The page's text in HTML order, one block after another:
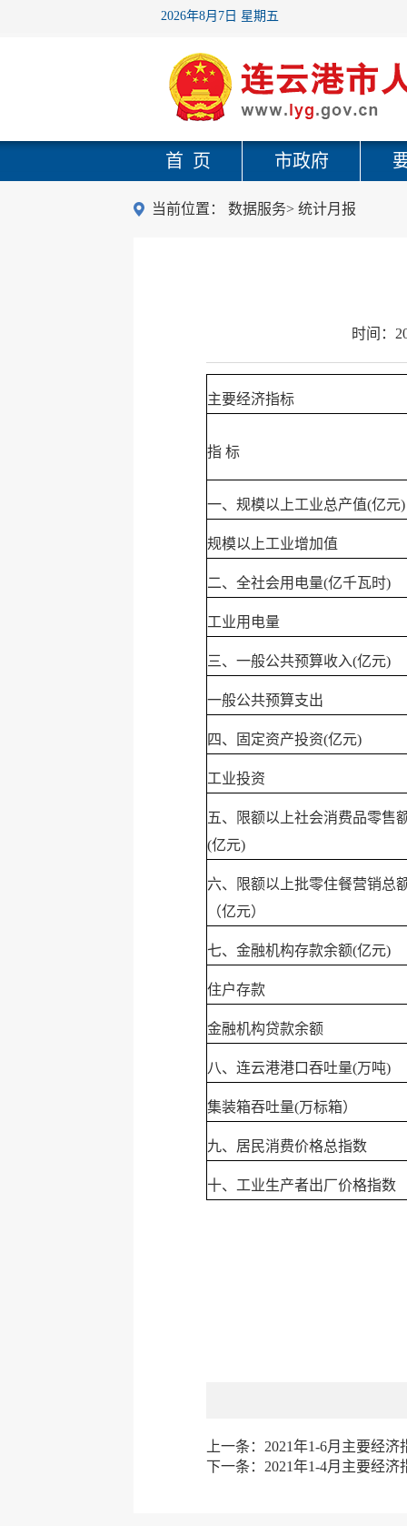
2026年8月7日 星期五
首 页 市政府
当前位置： 数据服务> 统计月报
时间：
主要经济指标
指 标
一、规模以上工业总产值(亿元)
规模以上工业增加值
二、全社会用电量(亿千瓦时)
工业用电量
三、一般公共预算收入(亿元)
一般公共预算支出
四、固定资产投资(亿元)
工业投资
五、限额以上社会消费品零售
(亿元)
六、限额以上批零住餐营销总
（亿元）
七、金融机构存款余额(亿元)
住户存款
金融机构贷款余额
八、连云港港口吞吐量(万吨)
集装箱吞吐量(万标箱）
九、居民消费价格总指数
十、工业生产者出厂价格指数
上一条： 2021年1-6月主要经济
下一条： 2021年1-4月主要经济